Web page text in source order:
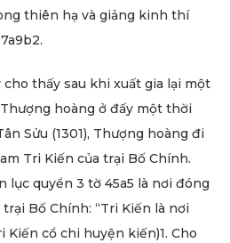
thiên hạ và giảng kinh thí
thấy sau khi xuất gia lại một
hoàng ở đấy một thời
Sửu (1301), Thượng hoàng đi
Tri Kiến của trại Bố Chính.
lục quyển 3 tờ 45a5 là nơi đóng
Bố Chính: “Tri Kiến là nơi
Kiến cổ chi huyện kiến)1. Cho